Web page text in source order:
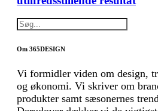
Om 365DESIGN
Vi formidler viden om design,
og økonomi. Vi skriver om
produkter samt sæsonernes